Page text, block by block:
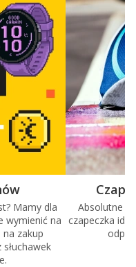
Mamy dla
wymienić na
zakup
Absolutne
czapeczka